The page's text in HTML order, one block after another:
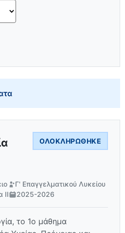
ΟΛΟΚΛΗΡΏΘΗΚΕ
Γ' Επαγγελματικού Λυκείου
2025-2026
το 1ο μάθημα